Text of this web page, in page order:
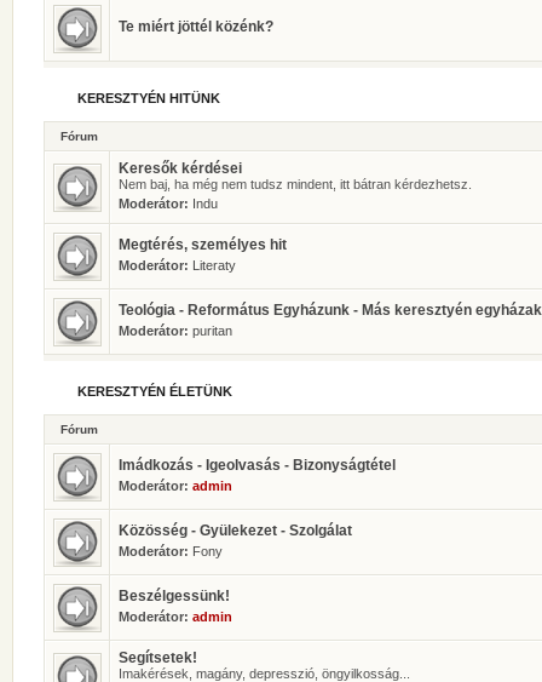
Te miért jöttél közénk?
KERESZTYÉN HITÜNK
Fórum
Keresők kérdései
Nem baj, ha még nem tudsz mindent, itt bátran kérdezhetsz.
Moderátor: Indu
Megtérés, személyes hit
Moderátor: Literaty
Teológia - Református Egyházunk - Más keresztyén egyházak
Moderátor: puritan
KERESZTYÉN ÉLETÜNK
Fórum
Imádkozás - Igeolvasás - Bizonyságtétel
Moderátor: admin
Közösség - Gyülekezet - Szolgálat
Moderátor: Fony
Beszélgessünk!
Moderátor: admin
Segítsetek!
Imakérések, magány, depresszió, öngyilkosság...